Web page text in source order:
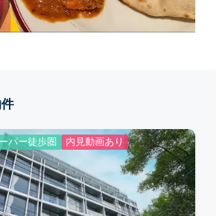
パー徒歩圏 内見動画あり